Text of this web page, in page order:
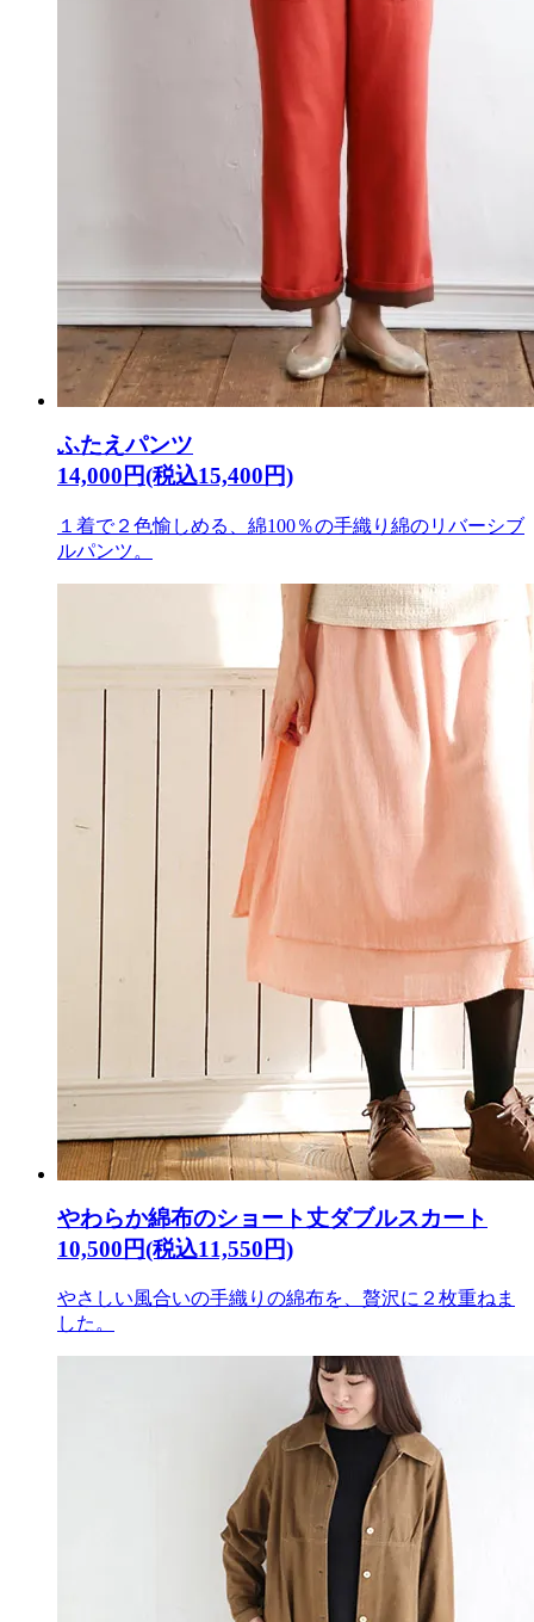
ふたえパンツ
14,000円(税込15,400円)
１着で２色愉しめる、綿100％の手織り綿のリバーシブ
ルパンツ。
やわらか綿布のショート丈ダブルスカート
10,500円(税込11,550円)
やさしい風合いの手織りの綿布を、贅沢に２枚重ねま
した。